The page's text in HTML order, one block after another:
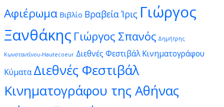
Αφιέρωμα Βιβλίο Βραβεία Ίρις Γιώργος
Ξανθάκης Γιώργος Σπανός Δημήτρης
Κωνσταντίνου-Hautecoeur Διεθνές Φεστιβάλ Κινηματογράφου
Κύματα Διεθνές Φεστιβάλ
Κινηματογράφου της Αθήνας